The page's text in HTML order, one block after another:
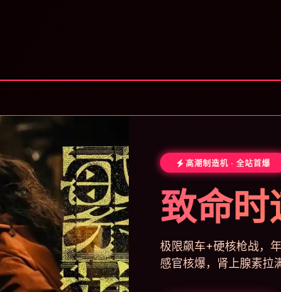
高潮制造机 · 全站首爆
致命时
极限飙车+硬核枪战，
感官核爆，肾上腺素拉